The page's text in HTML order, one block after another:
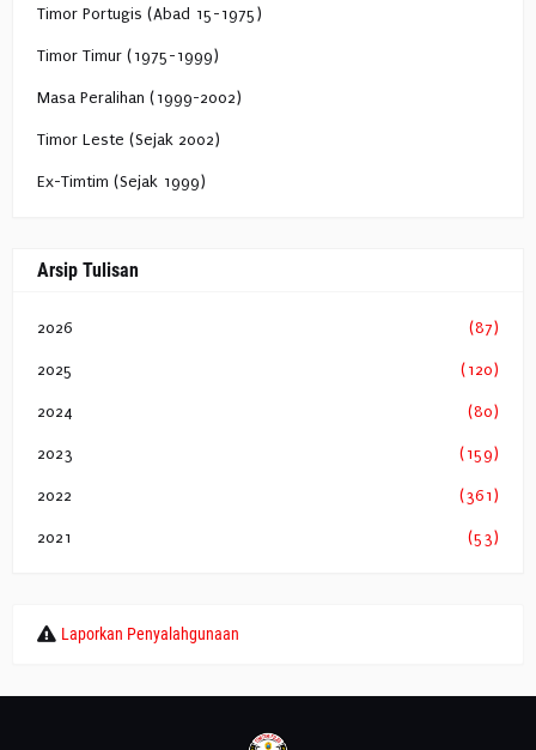
Timor Portugis (Abad 15-1975)
Timor Timur (1975-1999)
Masa Peralihan (1999-2002)
Timor Leste (Sejak 2002)
Ex-Timtim (Sejak 1999)
Arsip Tulisan
2026 (87)
2025 (120)
2024 (80)
2023 (159)
2022 (361)
2021 (53)
Laporkan Penyalahgunaan